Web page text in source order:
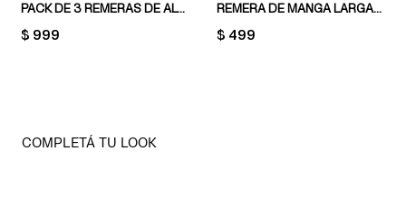
PACK DE 3 REMERAS DE ALGODÓN
PRICE:
$ 999
REMERA DE MANGA LARGA EN PUNTO DE ALGODÓN
PRICE:
$ 499
COMPLETÁ TU LOOK